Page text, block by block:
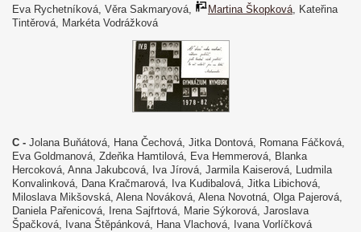
Eva Rychetníková, Věra Sakmaryová,
Martina Škopková , Kateřina
Tintěrová, Markéta Vodrážková
C - Jolana Buňátová, Hana Čechová, Jitka Dontová, Romana Fáčková,
Eva Goldmanová, Zdeňka Hamtilová, Eva Hemmerová, Blanka
Hercoková, Anna Jakubcová, Iva Jírová, Jarmila Kaiserová, Ludmila
Konvalinková, Dana Kračmarová, Iva Kudibalová, Jitka Libichová,
Miloslava Mikšovská, Alena Nováková, Alena Novotná, Olga Pajerová,
Daniela Pařenicová, Irena Sajfrtová, Marie Sýkorová, Jaroslava
Špačková, Ivana Štěpánková, Hana Vlachová, Ivana Vorlíčková